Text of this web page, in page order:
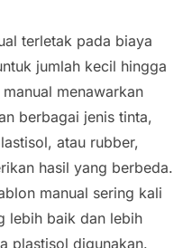
terletak pada biaya
jumlah kecil hingga
menawarkan
berbagai jenis tinta,
atau rubber,
hasil yang berbeda.
manual sering kali
lebih baik dan lebih
plastisol digunakan.